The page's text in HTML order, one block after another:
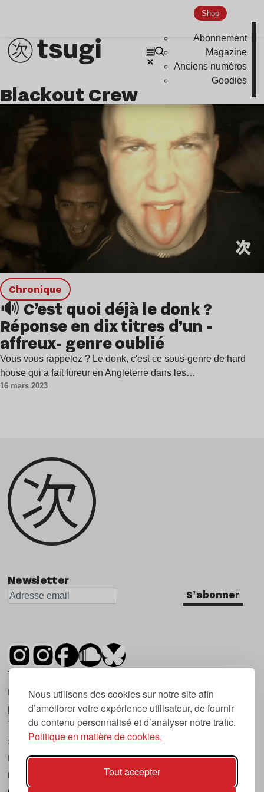
Nous utilisons des cookies sur notre site afin
d’améliorer votre expérience utilisateur, de fournir
du contenu personnalisé et d’analyser notre trafic.
Politique en matière de cookies.
Tout accepter
Shop
Abonnement
Magazine
Anciens numéros
Goodies
Blackout Crew
chronique
🔊 C’est quoi déjà le donk ?
Réponse en dix titres d’un -
affreux- genre oublié
Vous vous rappelez ? Le donk, c'est ce sous-genre de hard
house qui a fait fureur en Angleterre dans les…
16 mars 2023
Newsletter
S'abonner
Tsugi est un mensuel indépendant sur la
musique et les nouvelles tendances, dont la
première parution date de 2007.
Tsugi en japonais signifie « prochain », « suivant
», ce qui correspond à la thématique du
magazine, à l’affût des nouvelles tendances
musicales, qu’elles viennent de la musique